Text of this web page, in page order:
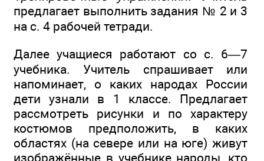
предлагает выполнить задания № 2 и 3
на с. 4 рабочей тетради.
Далее учащиеся работают со с. 6—7
учебника. Учитель спрашивает или
напоминает, о каких народах России
дети узнали в 1 классе. Предлагает
рассмотреть рисунки и по характеру
костюмов предположить, в каких
областях (на севере или на юге) живут
изображённые в учебнике народы, кто